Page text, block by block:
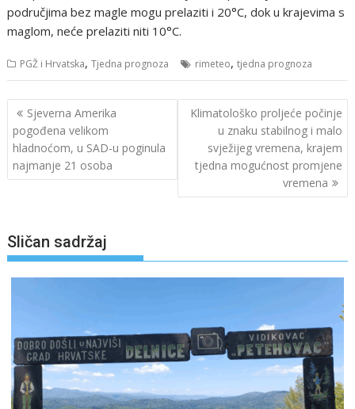
područjima bez magle mogu prelaziti i 20°C, dok u krajevima s
maglom, neće prelaziti niti 10°C.
PGŽ i Hrvatska,Tjedna prognoza rimeteo,tjedna prognoza
Navigacija
objava
Sjeverna Amerika
pogođena velikom
hladnoćom, u SAD-u poginula
najmanje 21 osoba
Klimatološko proljeće počinje
u znaku stabilnog i malo
svježijeg vremena, krajem
tjedna mogućnost promjene
vremena
Sličan sadržaj